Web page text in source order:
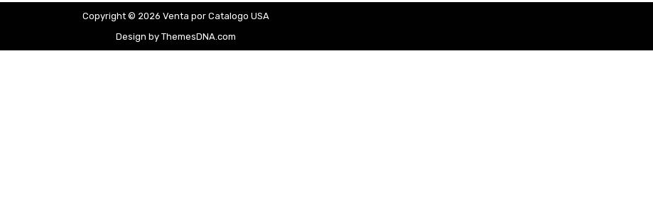
Copyright © 2026 Venta por Catalogo USA
Design by ThemesDNA.com